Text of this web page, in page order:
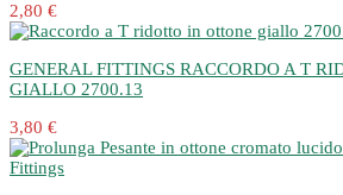
2,80 €
GENERAL FITTINGS RACCORDO A T
GIALLO 2700.13
3,80 €